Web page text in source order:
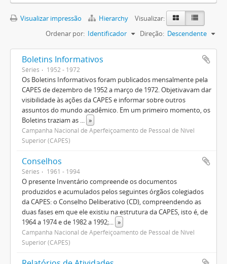
Visualizar impressão Hierarchy
Visualizar:
Ordenar por: Identificador Direção: Descendente
Boletins Informativos
Séries 1952 - 1972
Os Boletins Informativos foram publicados mensalmente pela
CAPES de dezembro de 1952 a março de 1972. Objetivavam dar
visibilidade às ações da CAPES e informar sobre outros
assuntos do mundo acadêmico. Em um primeiro momento, os
Boletins traziam as ... »
Campanha Nacional de Aperfeiçoamento de Pessoal de Nível
Superior (CAPES)
Conselhos
Séries 1961 - 1994
O presente Inventário compreende os documentos
produzidos e acumulados pelos seguintes órgãos colegiados
da CAPES: o Conselho Deliberativo (CD), compreendendo as
duas fases em que ele existiu na estrutura da CAPES, isto é, de
1964 a 1974 e de 1982 a 1992;... »
Campanha Nacional de Aperfeiçoamento de Pessoal de Nível
Superior (CAPES)